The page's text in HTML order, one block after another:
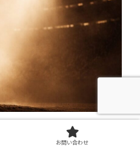
漏れた主な選手を紹介しま
お問い合わせ